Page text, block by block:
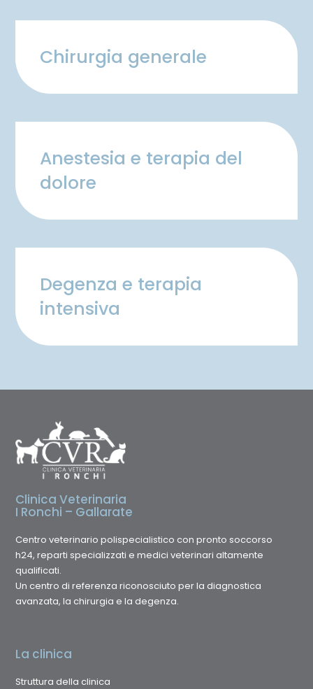
Chirurgia generale
Anestesia e terapia del
dolore
Degenza e terapia
intensiva
Clinica Veterinaria
I Ronchi – Gallarate
Centro veterinario polispecialistico con pronto soccorso
h24, reparti specializzati e medici veterinari altamente
qualificati.
Un centro di referenza riconosciuto per la diagnostica
avanzata, la chirurgia e la degenza.
La clinica
Struttura della clinica